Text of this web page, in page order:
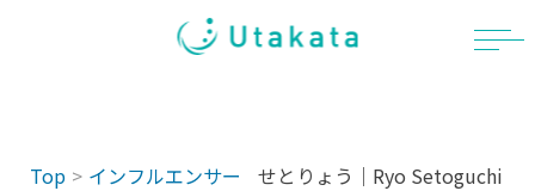
Top インフルエンサー せとりょう｜Ryo Setoguchi